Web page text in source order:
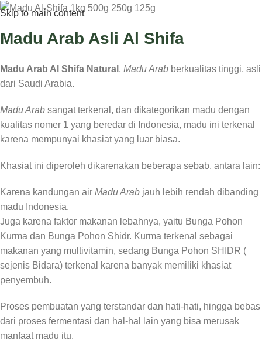
Skip to main content
Madu Arab Asli Al Shifa
Madu Arab Al Shifa Natural , Madu Arab berkualitas tinggi, asli
dari Saudi Arabia.
Madu Arab sangat terkenal, dan dikategorikan madu dengan
kualitas nomer 1 yang beredar di Indonesia, madu ini terkenal
karena mempunyai khasiat yang luar biasa.
Khasiat ini diperoleh dikarenakan beberapa sebab. antara lain:
Karena kandungan air Madu Arab jauh lebih rendah dibanding
madu Indonesia.
Juga karena faktor makanan lebahnya, yaitu Bunga Pohon
Kurma dan Bunga Pohon Shidr. Kurma terkenal sebagai
makanan yang multivitamin, sedang Bunga Pohon SHIDR (
sejenis Bidara) terkenal karena banyak memiliki khasiat
penyembuh.
Proses pembuatan yang terstandar dan hati-hati, hingga bebas
dari proses fermentasi dan hal-hal lain yang bisa merusak
manfaat madu itu.